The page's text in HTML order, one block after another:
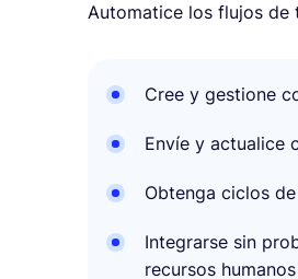
Automatice los flujos de
Cree y gestione
Envíe y actualice
Obtenga ciclos
Integrarse sin
recursos